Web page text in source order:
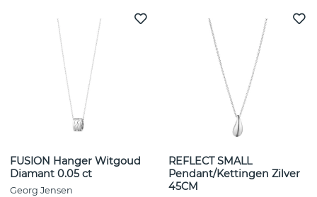
FUSION Hanger Witgoud
Diamant 0.05 ct
Georg Jensen
REFLECT SMALL
Pendant/Kettingen Zilver
45CM